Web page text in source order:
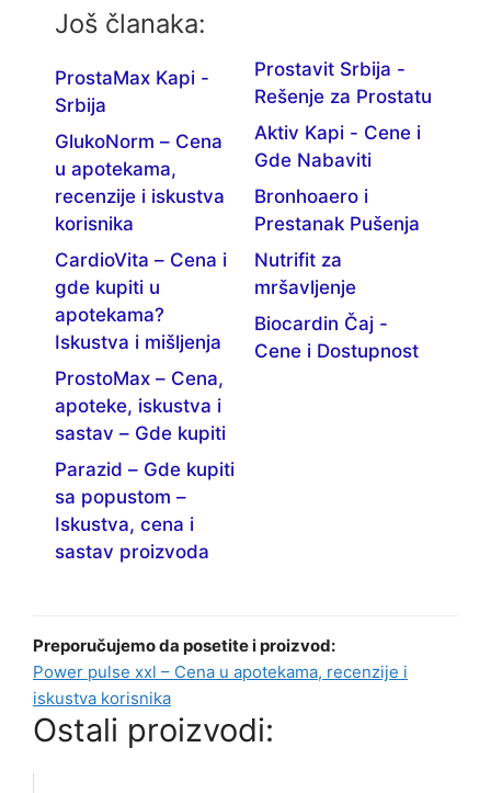
Još članaka:
ProstaMax Kapi -
Srbija
GlukoNorm – Cena
u apotekama,
recenzije i iskustva
korisnika
CardioVita – Cena i
gde kupiti u
apotekama?
Iskustva i mišljenja
ProstoMax – Cena,
apoteke, iskustva i
sastav – Gde kupiti
Parazid – Gde kupiti
sa popustom –
Iskustva, cena i
sastav proizvoda
Prostavit Srbija -
Rešenje za Prostatu
Aktiv Kapi - Cene i
Gde Nabaviti
Bronhoaero i
Prestanak Pušenja
Nutrifit za
mršavljenje
Biocardin Čaj -
Cene i Dostupnost
Preporučujemo da posetite i proizvod:
Power pulse xxl – Cena u apotekama, recenzije i
iskustva korisnika
Ostali proizvodi: